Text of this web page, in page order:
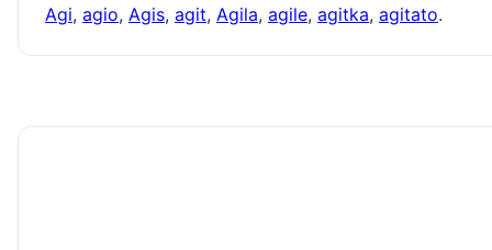
Agi, agio, Agis, agit, Agila, agile, agitka, agitato.